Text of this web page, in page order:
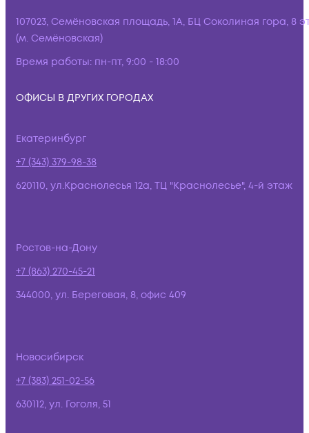
107023, Семёновская площадь, 1А, БЦ Соколиная гора, 8
(м. Семёновская)
Время работы: пн-пт, 9:00 - 18:00
ОФИСЫ В ДРУГИХ ГОРОДАХ
Екатеринбург
+7 (343) 379-98-38
620110, ул.Краснолесья 12а, ТЦ "Краснолесье", 4-й этаж
Ростов-на-Дону
+7 (863) 270-45-21
344000, ул. Береговая, 8, офис 409
Новосибирск
+7 (383) 251-02-56
630112, ул. Гоголя, 51